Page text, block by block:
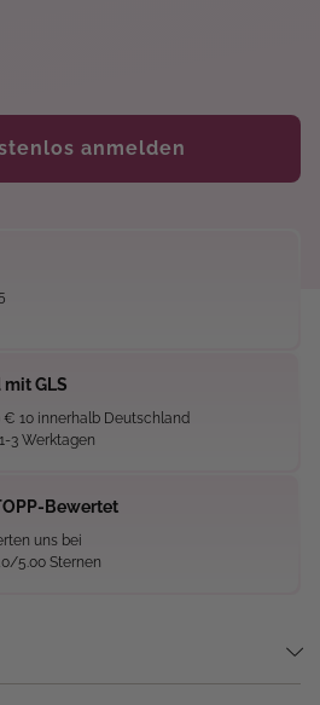
anmelden
GLS
10 innerhalb Deutschland
3 Werktagen
Bewertet
uns bei
5.00 Sternen